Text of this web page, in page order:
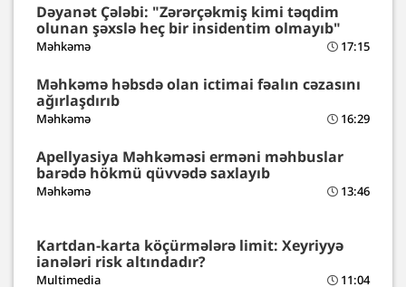
Dəyanət Çələbi: "Zərərçəkmiş kimi təqdim
olunan şəxslə heç bir insidentim olmayıb"
Məhkəmə 17:15
Məhkəmə həbsdə olan ictimai fəalın cəzasını
ağırlaşdırıb
Məhkəmə 16:29
Apellyasiya Məhkəməsi erməni məhbuslar
barədə hökmü qüvvədə saxlayıb
Məhkəmə 13:46
Kartdan-karta köçürmələrə limit: Xeyriyyə
ianələri risk altındadır?
Multimedia 11:04